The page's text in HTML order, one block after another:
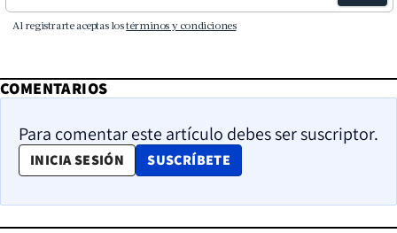
COMENTARIOS
Para comentar este artículo debes ser suscriptor.
INICIA SESIÓN SUSCRÍBETE
OPENS IN NEW WINDOW